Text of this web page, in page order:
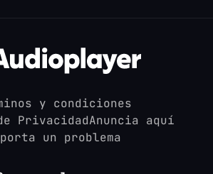
y condiciones
PrivacidadAnuncia aquí
un problema